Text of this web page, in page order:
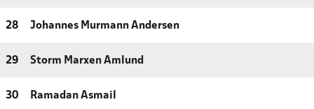
28 Johannes Murmann Andersen
29 Storm Marxen Amlund
30 Ramadan Asmail